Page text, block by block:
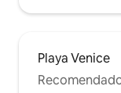
Playa Venice